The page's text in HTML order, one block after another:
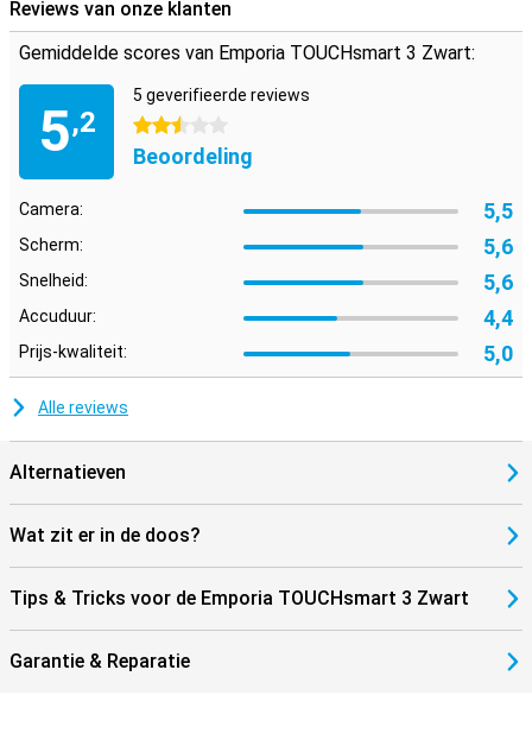
Reviews van onze klanten
Gemiddelde scores van Emporia TOUCHsmart 3 Zwart:
5,2
5 geverifieerde reviews
2.5 sterren
Beoordeling
Camera: 5,5
Scherm: 5,6
Snelheid: 5,6
Accuduur: 4,4
Prijs-kwaliteit: 5,0
Alle reviews
Alternatieven
Wat zit er in de doos?
Tips & Tricks voor de Emporia TOUCHsmart 3 Zwart
Garantie & Reparatie